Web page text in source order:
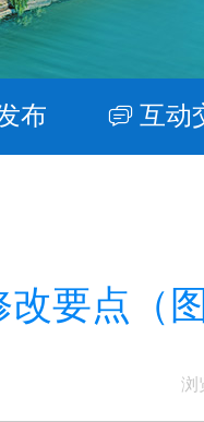
布 互动
要点（图
浏